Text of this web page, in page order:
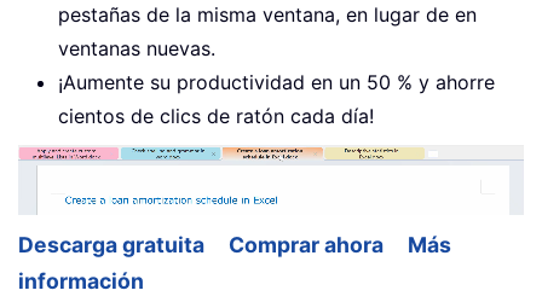
pestañas de la misma ventana, en lugar de en
ventanas nuevas.
¡Aumente su productividad en un 50 % y ahorre
cientos de clics de ratón cada día!
Descarga gratuita Comprar ahora
Más
información